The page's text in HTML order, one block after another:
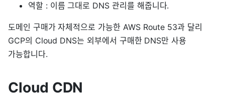
역할 : 이름 그대로 DNS 관리를 해줍니다.
도메인 구매가 자체적으로 가능한 AWS Route 53과 달리
GCP의 Cloud DNS는 외부에서 구매한 DNS만 사용
가능합니다.
Cloud CDN